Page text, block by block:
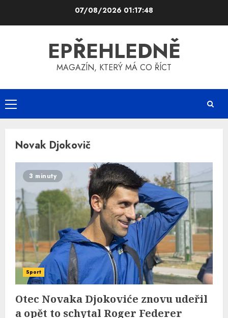
07/08/2026 01:17:48
EPŘEHLEDNĚ
MAGAZÍN, KTERÝ MÁ CO ŘÍCT
Primary
Menu
Novak Djokovič
3 minuty
Sport
Otec Novaka Djokoviće znovu udeřil
a opět to schytal Roger Federer